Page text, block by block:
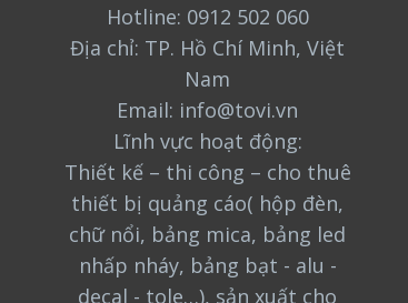
Hotline: 0912 502 060
Địa chỉ: TP. Hồ Chí Minh, Việt
Nam
Email: info@tovi.vn
Lĩnh vực hoạt động:
Thiết kế – thi công – cho thuê
thiết bị quảng cáo( hộp đèn,
chữ nổi, bảng mica, bảng led
nhấp nháy, bảng bạt - alu -
decal - tole…), sản xuất cho